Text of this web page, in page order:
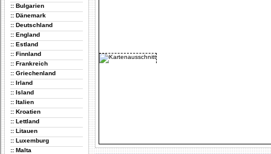
:: Bulgarien
:: Dänemark
:: Deutschland
:: England
:: Estland
:: Finnland
:: Frankreich
:: Griechenland
:: Irland
:: Island
:: Italien
:: Kroatien
:: Lettland
:: Litauen
:: Luxemburg
:: Malta